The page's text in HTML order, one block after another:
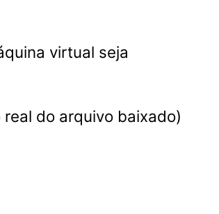
virtual seja
do arquivo baixado)